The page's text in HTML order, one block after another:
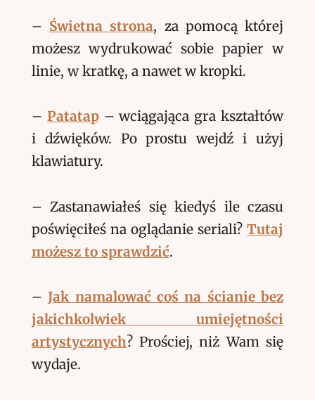
– Świetna strona, za pomocą której
możesz wydrukować sobie papier w
linie, w kratkę, a nawet w kropki.
– Patatap– wciągająca gra kształtów
i dźwięków. Po prostu wejdź i użyj
klawiatury.
– Zastanawiałeś się kiedyś ile czasu
poświęciłeś na oglądanie seriali?Tutaj
możesz to sprawdzić.
–Jak namalować coś na ścianie bez
jakichkolwiek umiejętności
artystycznych? Prościej, niż Wam się
wydaje.